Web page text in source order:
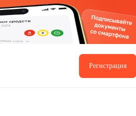
Регистрация